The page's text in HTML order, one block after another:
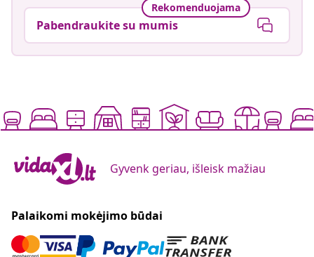
Rekomenduojama
Pabendraukite su mumis
Gyvenk geriau, išleisk mažiau
Palaikomi mokėjimo būdai